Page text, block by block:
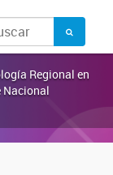
Regional en
Nacional